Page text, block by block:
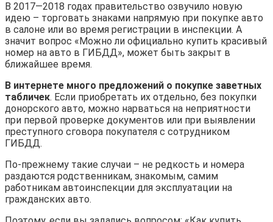
В 2017—2018 годах правительство озвучило новую
идею – торговать знаками напрямую при покупке авто
в салоне или во время регистрации в инспекции. А
значит вопрос «Можно ли официально купить красивый
номер на авто в ГИБДД», может быть закрыт в
ближайшее время.
В интернете много предложений о покупке заветных
табличек. Если приобретать их отдельно, без покупки
донорского авто, можно нарваться на неприятности
при первой проверке документов или при выявлении
преступного сговора покупателя с сотрудником
ГИБДД.
По-прежнему такие случаи – не редкость и номера
раздаются родственникам, знакомым, самим
работникам автоинспекции для эксплуатации на
гражданских авто.